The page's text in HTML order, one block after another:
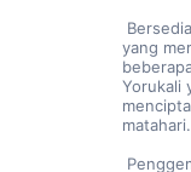
yang
Yorukali
matahari.